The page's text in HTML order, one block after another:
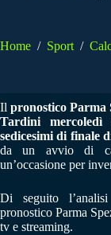
Home / Sport /
Ilpronostico Parma
Tardini mercoledì
sedicesimi di finale
da un avvio di
un’occasione per
Di seguito
pronostico Parma
tv e streaming.